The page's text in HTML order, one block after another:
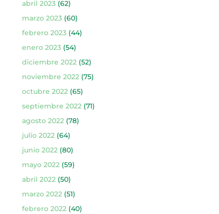
abril 2023(62)
marzo 2023(60)
febrero 2023(44)
enero 2023(54)
diciembre 2022(52)
noviembre 2022(75)
octubre 2022(65)
septiembre 2022(71)
agosto 2022(78)
julio 2022(64)
junio 2022(80)
mayo 2022(59)
abril 2022(50)
marzo 2022(51)
febrero 2022(40)